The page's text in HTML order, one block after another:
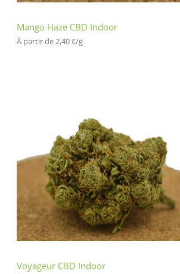
Mango Haze CBD Indoor
À partir de 2,40€/g
Voyageur CBD Indoor